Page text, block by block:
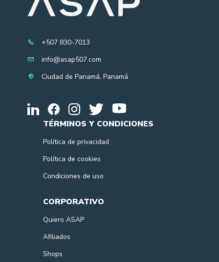
+507 830-7013
info@asap507.com
Ciudad de Panamá, Panamá
TÉRMINOS Y CONDICIONES
Política de privacidad
Política de cookies
Condiciones de uso
CORPORATIVO
Quiero ASAP
Afiliados
Shops